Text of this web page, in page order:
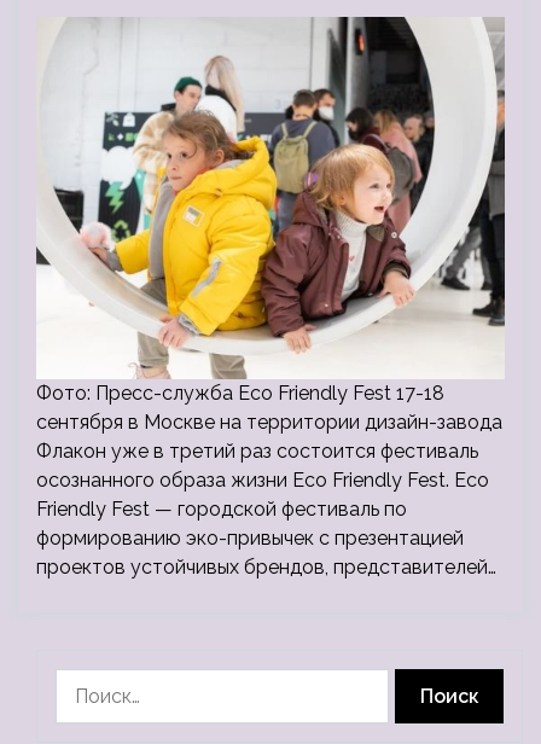
Фото: Пресс-служба Eco Friendly Fest 17-18
сентября в Москве на территории дизайн-завода
Флакон уже в третий раз состоится фестиваль
осознанного образа жизни Eco Friendly Fest. Eco
Friendly Fest — городской фестиваль по
формированию эко-привычек c презентацией
проектов устойчивых брендов, представителей…